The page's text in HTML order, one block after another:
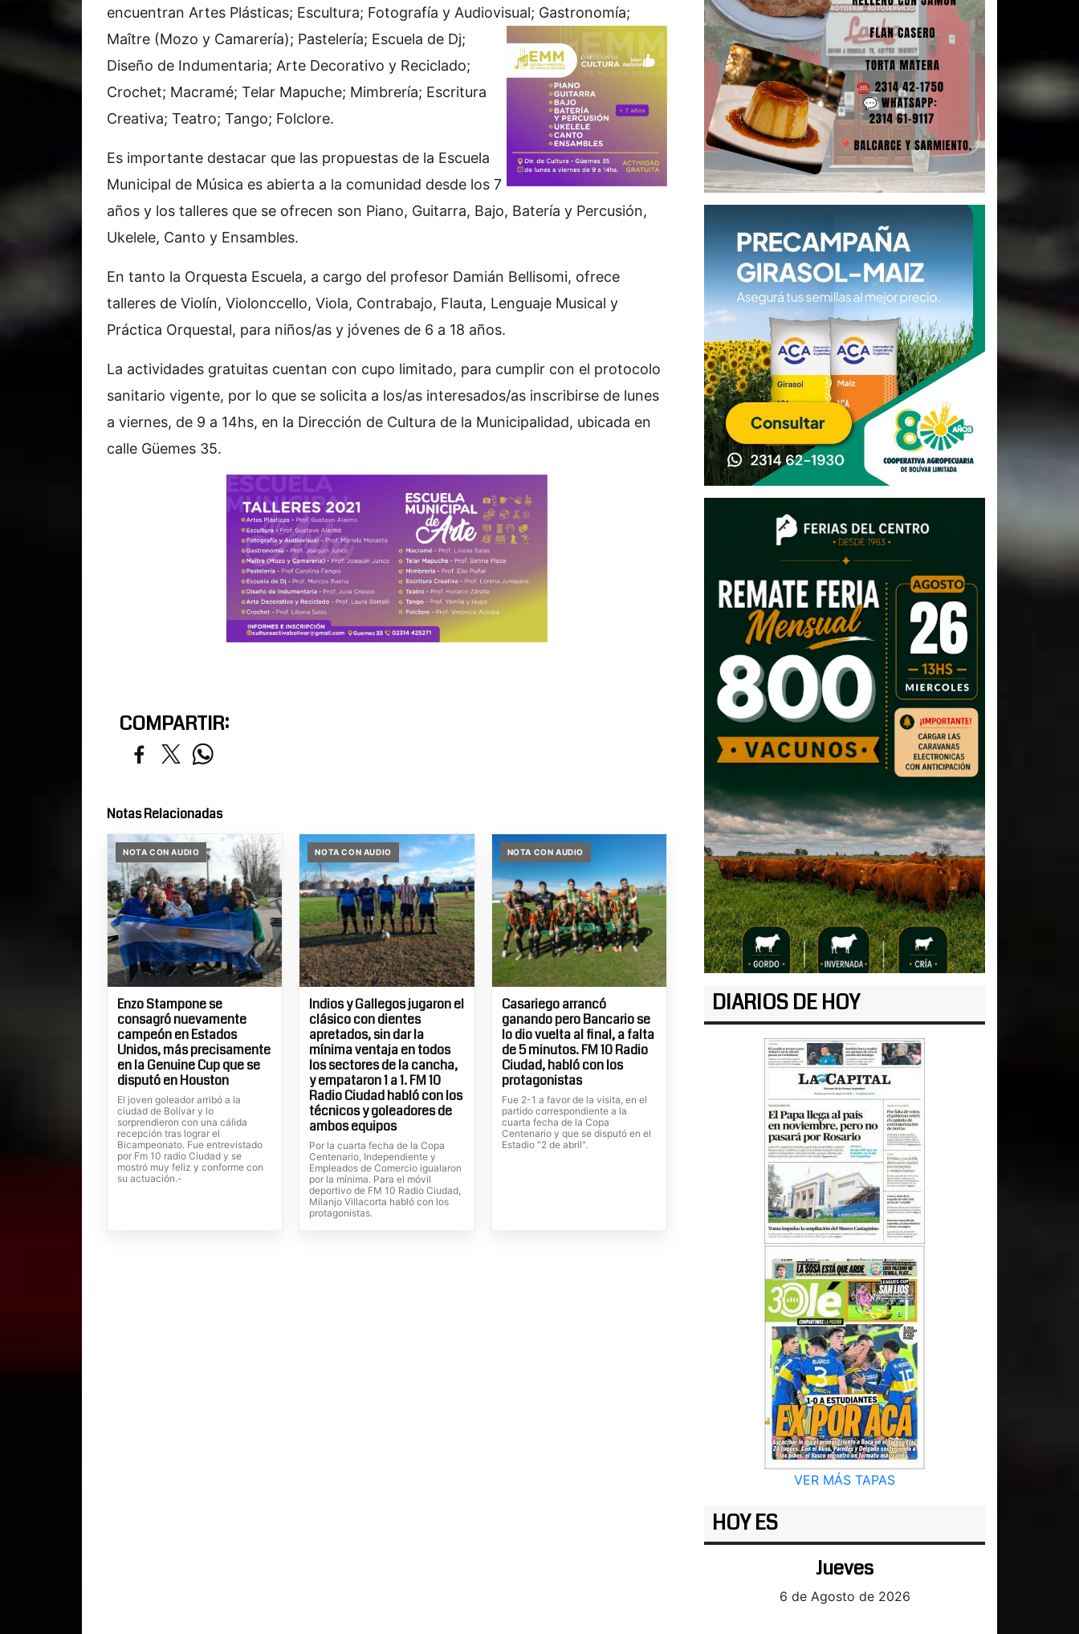
encuentran Artes Plásticas; Escultura; Fotografía y Audiovisual; Gastronomía;
Maître (Mozo y Camarería); Pastelería; Escuela de Dj;
Diseño de Indumentaria; Arte Decorativo y Reciclado;
Crochet; Macramé; Telar Mapuche; Mimbrería; Escritura
Creativa; Teatro; Tango; Folclore.
Es importante destacar que las propuestas de la Escuela
Municipal de Música es abierta a la comunidad desde los 7
años y los talleres que se ofrecen son Piano, Guitarra, Bajo, Batería y Percusión,
Ukelele, Canto y Ensambles.
En tanto la Orquesta Escuela, a cargo del profesor Damián Bellisomi, ofrece
talleres de Violín, Violonccello, Viola, Contrabajo, Flauta, Lenguaje Musical y
Práctica Orquestal, para niños/as y jóvenes de 6 a 18 años.
La actividades gratuitas cuentan con cupo limitado, para cumplir con el protocolo
sanitario vigente, por lo que se solicita a los/as interesados/as inscribirse de lunes
a viernes, de 9 a 14hs, en la Dirección de Cultura de la Municipalidad, ubicada en
calle Güemes 35.
COMPARTIR:
Notas Relacionadas
NOTA CON AUDIO
Enzo Stampone se
consagró nuevamente
campeón en Estados
Unidos, más precisamente
en la Genuine Cup que se
disputó en Houston
El joven goleador arribó a la
ciudad de Bolívar y lo
sorprendieron con una cálida
recepción tras lograr el
Bicampeonato. Fue entrevistado
por Fm 10 radio Ciudad y se
mostró muy feliz y conforme con
su actuación.-
NOTA CON AUDIO
Indios y Gallegos jugaron el
clásico con dientes
apretados, sin dar la
mínima ventaja en todos
los sectores de la cancha,
y empataron 1 a 1. FM 10
Radio Ciudad habló con los
técnicos y goleadores de
ambos equipos
Por la cuarta fecha de la Copa
Centenario, Independiente y
Empleados de Comercio igualaron
por la mínima. Para el móvil
deportivo de FM 10 Radio Ciudad,
Milanjo Villacorta habló con los
protagonistas.
NOTA CON AUDIO
Casariego arrancó
ganando pero Bancario se
lo dio vuelta al final, a falta
de 5 minutos. FM 10 Radio
Ciudad, habló con los
protagonistas
Fue 2-1 a favor de la visita, en el
partido correspondiente a la
cuarta fecha de la Copa
Centenario y que se disputó en el
Estadio "2 de abril".
DIARIOS DE HOY
VER MÁS TAPAS
HOY ES
Jueves
6 de Agosto de 2026